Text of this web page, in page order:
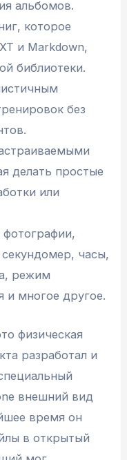
альбомов.
которое
и Markdown,
библиотеки.
без
делать простые
или
часы,
режим
и многое другое.
физическая
разработал и
внешний вид
время он
в открытый